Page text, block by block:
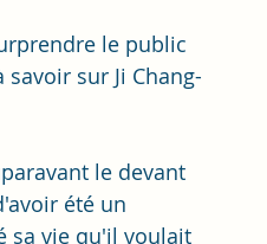
le public
sur Ji Chang-
le devant
été un
sa vie qu'il voulait